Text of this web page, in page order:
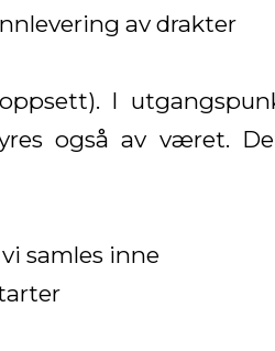
av drakter
I
også av været.
samles inne